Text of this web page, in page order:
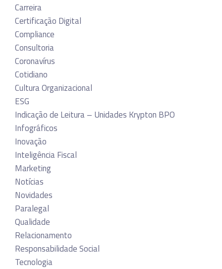
Carreira
Certificação Digital
Compliance
Consultoria
Coronavírus
Cotidiano
Cultura Organizacional
ESG
Indicação de Leitura – Unidades Krypton BPO
Infográficos
Inovação
Inteligência Fiscal
Marketing
Notícias
Novidades
Paralegal
Qualidade
Relacionamento
Responsabilidade Social
Tecnologia